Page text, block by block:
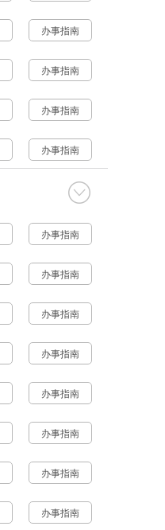
办事指南
办事指南
办事指南
办事指南
办事指南
办事指南
办事指南
办事指南
办事指南
办事指南
办事指南
办事指南